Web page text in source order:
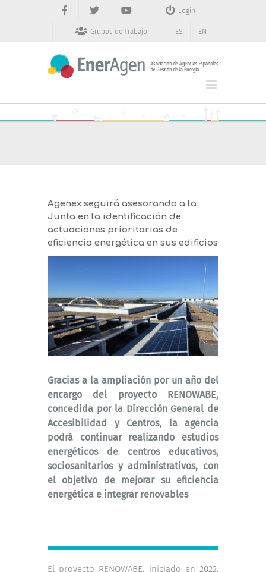
Login
Grupos de Trabajo ES EN
Agenex seguirá asesorando a la
Junta en la identificación de
actuaciones prioritarias de
eficiencia energética en sus edificios
Gracias a la ampliación por un año del
encargo del proyecto RENOWABE,
concedida por la Dirección General de
Accesibilidad y Centros, la agencia
podrá continuar realizando estudios
energéticos de centros educativos,
sociosanitarios y administrativos, con
el objetivo de mejorar su eficiencia
energética e integrar renovables
El proyecto RENOWABE, iniciado en 2022,